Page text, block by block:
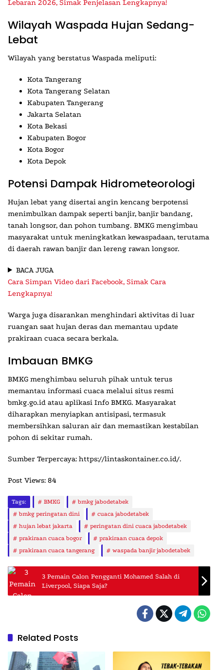
Lebaran 2026, Simak Penjelasan Lengkapnya!
Wilayah Waspada Hujan Sedang-
Lebat
Wilayah yang berstatus Waspada meliputi:
Kota Tangerang
Kota Tangerang Selatan
Kabupaten Tangerang
Jakarta Selatan
Kota Bekasi
Kabupaten Bogor
Kota Bogor
Kota Depok
Potensi Dampak Hidrometeorologi
Hujan lebat yang disertai angin kencang berpotensi
menimbulkan dampak seperti banjir, banjir bandang,
tanah longsor, dan pohon tumbang. BMKG mengimbau
masyarakat untuk meningkatkan kewaspadaan, terutama
di daerah rawan banjir dan lereng rawan longsor.
BACA JUGA
Cara Simpan Video dari Facebook, Simak Cara
Lengkapnya!
Warga juga disarankan menghindari aktivitas di luar
ruangan saat hujan deras dan memantau update
prakiraan cuaca secara berkala.
Imbauan BMKG
BMKG menghimbau seluruh pihak untuk terus
memantau informasi cuaca melalui situs resmi
bmkg.go.id atau aplikasi Info BMKG. Masyarakat
diharapkan menyiapkan antisipasi, termasuk
membersihkan saluran air dan memastikan kestabilan
pohon di sekitar rumah.
Sumber Terpercaya: https://lintaskontainer.co.id/.
Post Views: 84
Tags: BMKG
bmkg jabodetabek
bmkg peringatan dini
cuaca jabodetabek
hujan lebat jakarta
peringatan dini cuaca jabodetabek
prakiraan cuaca bogor
prakiraan cuaca depok
prakiraan cuaca tangerang
waspada banjir jabodetabek
3 Pemain Calon Pengganti Mohamed Salah di
Liverpool, Siapa Saja?
Related Posts